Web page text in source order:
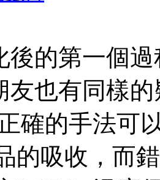
後的第一個
友也有同樣
確的手法可
的吸收，而